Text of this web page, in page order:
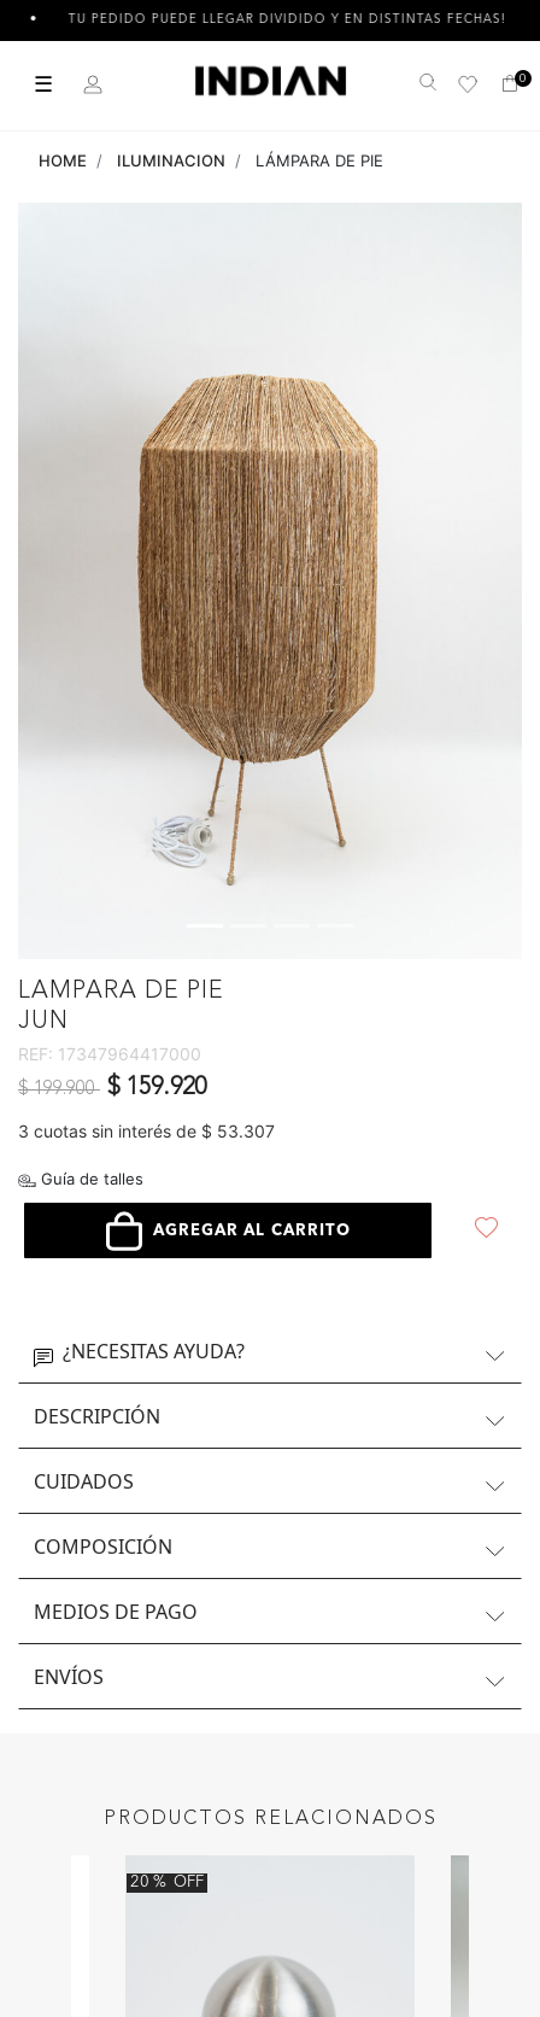
TU PEDIDO PUEDE LLEGAR DIVIDIDO Y EN DISTINTAS FECHAS!
☰ Buscar 0
HOME ILUMINACION LÁMPARA DE PIE
LAMPARA DE PIE
JUN
REF: 17347964417000
Precio reducido de
$ 199.900 a$ 159.920
3 cuotas sin interés de $ 53.307
Guía de talles
AGREGAR AL CARRITO
¿NECESITAS AYUDA?
DESCRIPCIÓN
CUIDADOS
COMPOSICIÓN
MEDIOS DE PAGO
ENVÍOS
PRODUCTOS RELACIONADOS
20% OFF